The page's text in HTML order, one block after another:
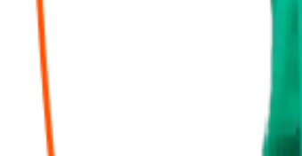
Choisir Mme Alexandra Delbor comme expert-
avisés et sa réactivité face à mes préoccupations
réussite de ses clients.
Florian Villelégier
il y a 2 ans